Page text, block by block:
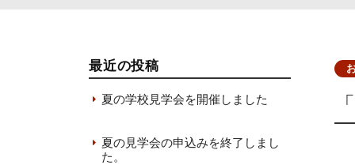
最近の投稿
夏の学校見学会を開催しました
夏の見学会の申込みを終了しまし
た。